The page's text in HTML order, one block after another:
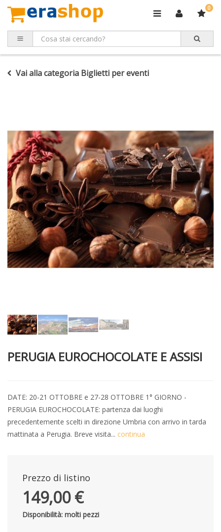
0
Vai alla categoria Biglietti per eventi
PERUGIA EUROCHOCOLATE E ASSISI
DATE: 20-21 OTTOBRE e 27-28 OTTOBRE 1° GIORNO -
PERUGIA EUROCHOCOLATE: partenza dai luoghi
precedentemente scelti in direzione Umbria con arrivo in tarda
mattinata a Perugia. Breve visita... continua
Prezzo di listino
149,00 €
Disponibilità: molti pezzi